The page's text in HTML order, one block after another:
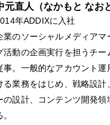
元直人
（なかもと なお
年ADDIXに入社
業のソーシャルメディアマ
活動の企画実行を担うチー
事。一般的なアカウント運
る業務をはじめ、戦略設計
の設計、コンテンツ開発領
。